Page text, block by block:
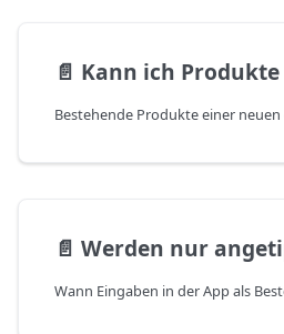
📄️ Kann ich Produkte in eine andere
📄️ Werden nur angetippte und wieder